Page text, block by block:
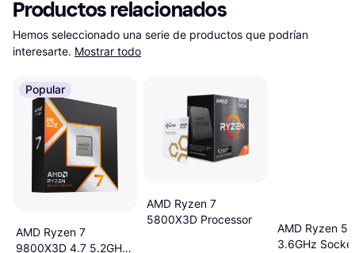
Productos relacionados
Hemos seleccionado una serie de productos que podrían
interesarte. Mostrar todo
Popular
AMD Ryzen 7
9800X3D 4.7 5.2GHz
AMD Ryzen 7
5800X3D Processor
AMD Ryzen 5
3.6GHz